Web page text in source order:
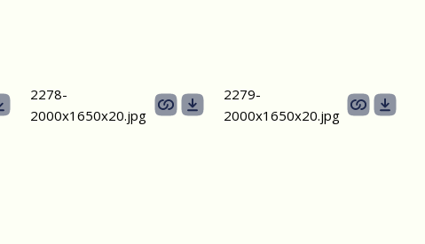
2278-
2000х1650х20.jpg
2279-
2000х1650х20.jpg